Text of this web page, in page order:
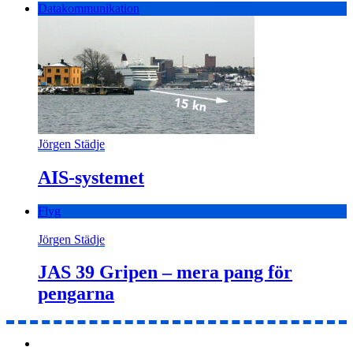
Datakommunikation
Jörgen Städje
AIS-systemet
Flyg
Jörgen Städje
JAS 39 Gripen – mera pang för
pengarna